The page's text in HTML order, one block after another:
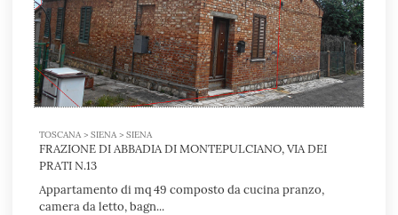
TOSCANA > SIENA > SIENA
FRAZIONE DI ABBADIA DI MONTEPULCIANO, VIA DEI
PRATI N.13
Appartamento di mq 49 composto da cucina pranzo,
camera da letto, bagn...